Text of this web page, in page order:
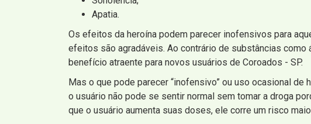
Apatia.
Os efeitos da heroína podem parecer inofensivos para
efeitos são agradáveis. Ao contrário de substâncias como
benefício atraente para novos usuários de Coroados - SP.
Mas o que pode parecer “inofensivo” ou uso ocasional
o usuário não pode se sentir normal sem tomar a droga
que o usuário aumenta suas doses, ele corre um risco